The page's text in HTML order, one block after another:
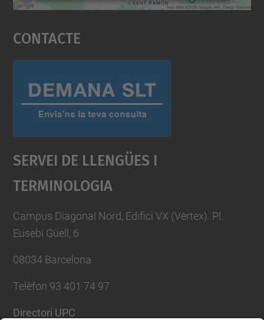
Accepta
powered by
Contacte
Servei De Llengües I
Terminologia
Campus Diagonal Nord, Edifici VX (Vèrtex). Pl.
Eusebi Güell, 6
08034 Barcelona
Telèfon 93 401 74 97
Directori UPC